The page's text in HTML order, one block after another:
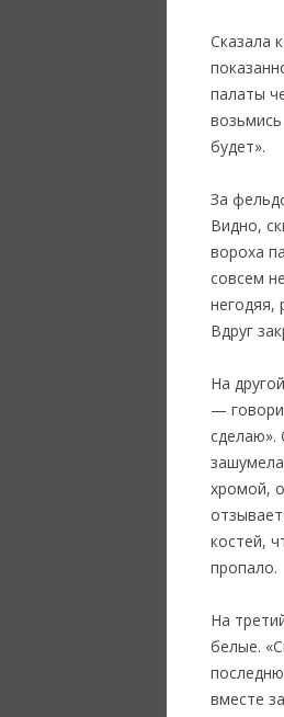
Сказала
палаты
будет».
За
Видно,
вороха
совсем
негодяя,
Вдруг
На
—
сделаю».
хромой,
костей,
пропало.
На
белые.
вместе